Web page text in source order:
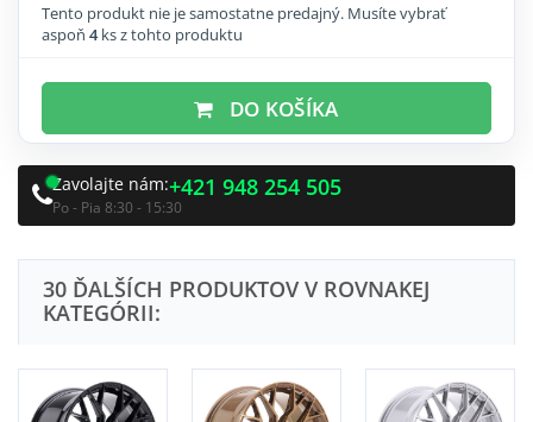
Tento produkt nie je samostatne predajný. Musíte vybrať
aspoň 4ks z tohto produktu
DO KOŠÍKA
Zavolajte nám:+421 948 254 505
Po - Pia 8:30 - 15:30
30 ĎALŠÍCH PRODUKTOV V ROVNAKEJ
KATEGÓRII: